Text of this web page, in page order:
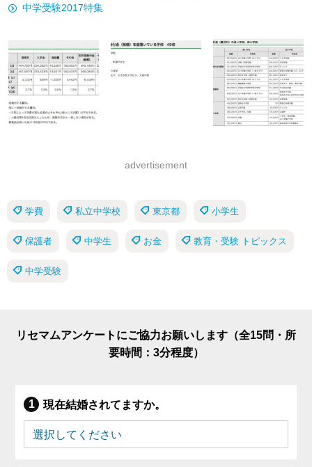
中学受験2017特集
advertisement
学費 私立中学校 東京都 小学生
保護者 中学生 お金 教育・受験 トピックス
中学受験
リセマムアンケートにご協力お願いします（全15問・所
要時間：3分程度）
現在結婚されてますか。